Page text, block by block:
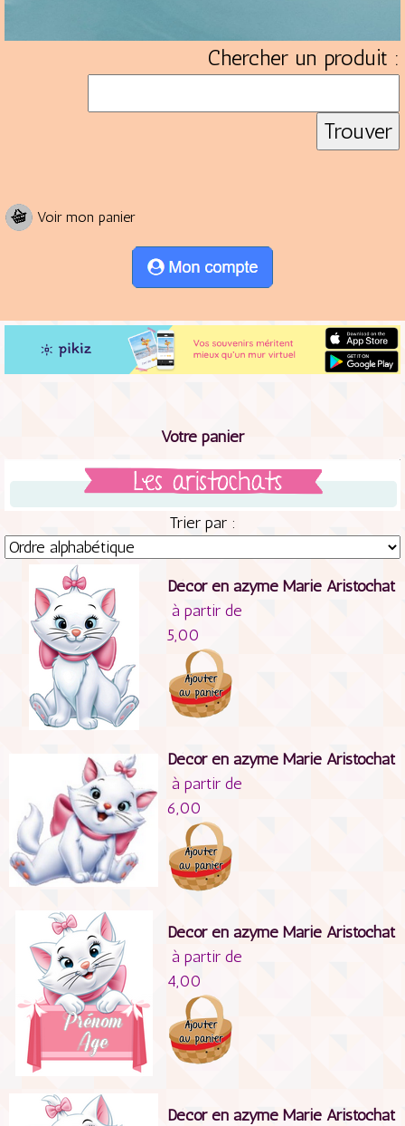
Chercher un produit :
Voir mon panier
Votre panier
Trier par :
Décor en azyme Marie Aristochat
à partir de
5,00
Décor en azyme Marie Aristochat
à partir de
6,00
Décor en azyme Marie Aristochat
à partir de
4,00
Décor en azyme Marie Aristochat